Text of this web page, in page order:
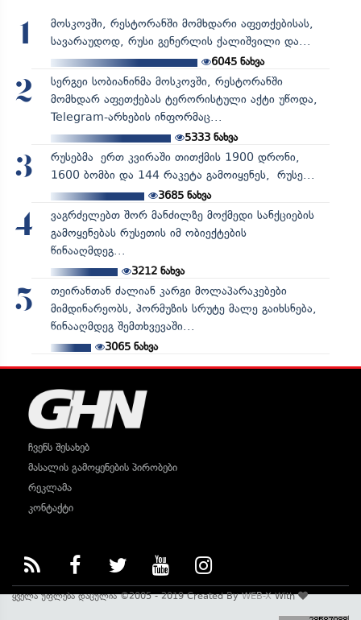
1
მოსკოვში, რესტორანში მომხდარი აფეთქებისას,
სავარაუდოდ, რუსი გენერლის ქალიშვილი და...
6045 ნახვა
2
სერგეი სობიანინმა მოსკოვში, რესტორანში
მომხდარ აფეთქებას ტერორისტული აქტი უწოდა,
Telegram-არხების ინფორმაც...
5333ნახვა
3
რუსებმა ერთ კვირაში თითქმის 1900 დრონი,
1600 ბომბი და 144 რაკეტა გამოიყენეს, რუსე...
3685ნახვა
4
ვაგრძელებთ შორ მანძილზე მოქმედი სანქციების
გამოყენებას რუსეთის იმ ობიექტების
წინააღმდეგ...
3212ნახვა
5
თეირანთან ძალიან კარგი მოლაპარაკებები
მიმდინარეობს, ჰორმუზის სრუტე მალე გაიხსნება,
წინააღმდეგ შემთხვევაში...
3065ნახვა
ჩვენს შესახებ
მასალის გამოყენების პირობები
რეკლამა
კონტაქტი
ყველა უფლება დაცულია ©2005 - 2019 Created ByWEB-XWith